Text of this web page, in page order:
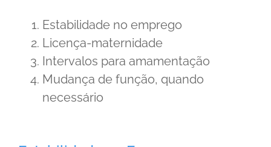
Estabilidade no emprego
Licença-maternidade
Intervalos para amamentação
Mudança de função, quando
necessário